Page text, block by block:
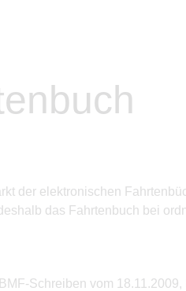
der elektronischen
das Fahrtenbuch bei
Schreiben vom